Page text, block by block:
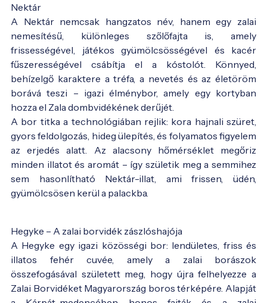
Nektár
A Nektár nemcsak hangzatos név, hanem egy zalai
nemesítésű, különleges szőlőfajta is, amely
frissességével, játékos gyümölcsösségével és kacér
fűszerességével csábítja el a kóstolót. Könnyed,
behízelgő karaktere a tréfa, a nevetés és az életöröm
borává teszi – igazi élménybor, amely egy kortyban
hozza el Zala dombvidékének derűjét.
A bor titka a technológiában rejlik: kora hajnali szüret,
gyors feldolgozás, hideg ülepítés, és folyamatos figyelem
az erjedés alatt. Az alacsony hőmérséklet megőriz
minden illatot és aromát – így születik meg a semmihez
sem hasonlítható Nektár-illat, ami frissen, üdén,
gyümölcsösen kerül a palackba.
Hegyke – A zalai borvidék zászlóshajója
A Hegyke egy igazi közösségi bor: lendületes, friss és
illatos fehér cuvée, amely a zalai borászok
összefogásával született meg, hogy újra felhelyezze a
Zalai Borvidéket Magyarország boros térképére. Alapját